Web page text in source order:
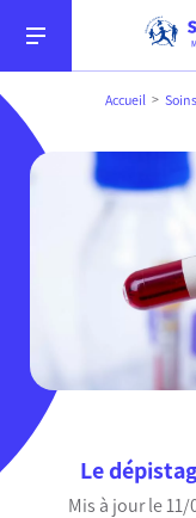
Accueil Soins
Le
Mis à jour le